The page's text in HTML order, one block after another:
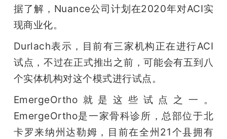
据了解，Nuance公司计划在2020年对ACI实
现商业化。
Durlach表示，目前有三家机构正在进行ACI
试点，不过在正式推出之前，可能会有五到八
个实体机构对这个模式进行试点。
EmergeOrtho就是这些试点之一。
EmergeOrtho是一家骨科诊所，总部位于北
卡罗来纳州达勒姆，目前在全州21个县拥有